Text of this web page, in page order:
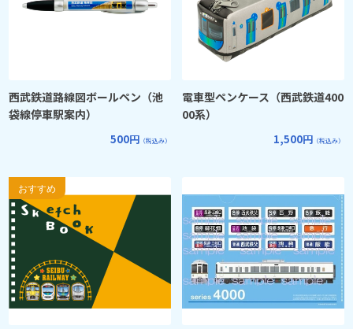
西武鉄道路線図ボールペン（池
袋線停車駅案内）
500円 （税込み）
電車型ペンケース（西武鉄道400
00系）
1,500円 （税込み）